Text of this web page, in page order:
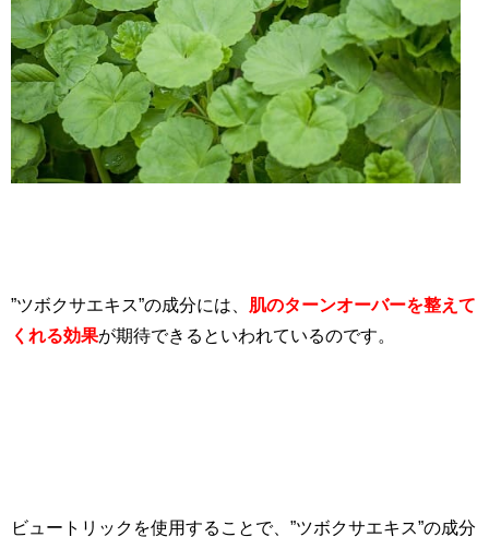
”ツボクサエキス”の成分には、
肌のターンオーバーを整えて
くれる効果が期待できるといわれているのです。
ビュートリックを使用することで、”ツボクサエキス”の成分